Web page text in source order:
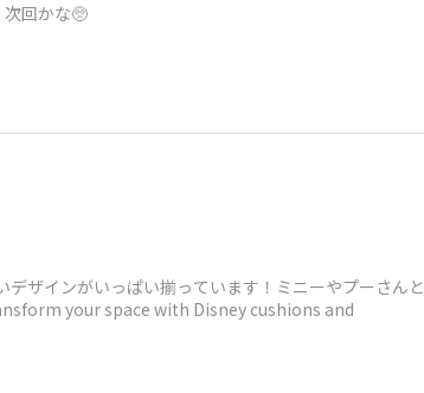
回かな🥺
ザインがいっぱい揃っています！ミニーやプーさんと
your space with Disney cushions and